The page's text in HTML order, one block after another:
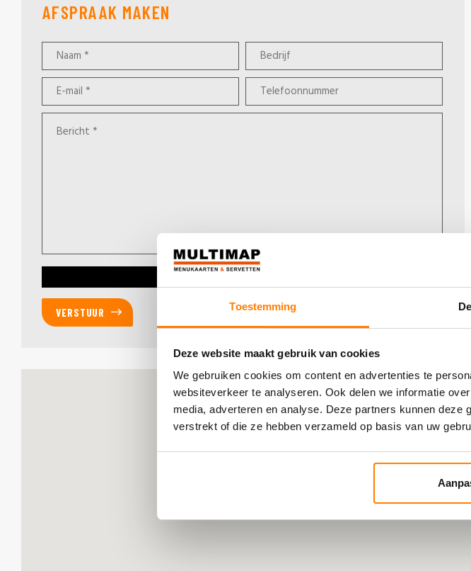
Toestemming
Deze website maakt gebruik van cookies
We gebruiken cookies om content en advertenties te
websiteverkeer te analyseren. Ook delen we informatie
media, adverteren en analyse. Deze partners kunnen
verstrekt of die ze hebben verzameld op basis van uw
AFSPRAAK MAKEN
VERSTUUR